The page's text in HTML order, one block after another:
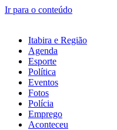
Ir para o conteúdo
Itabira e Região
Agenda
Esporte
Política
Eventos
Fotos
Polícia
Emprego
Aconteceu